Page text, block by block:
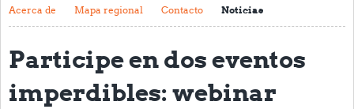
Contacto
Actividades y eventos
Clubs de Investigación
Acerca de Mapa regional Contacto Noticias
Participe en dos eventos
imperdibles: webinar